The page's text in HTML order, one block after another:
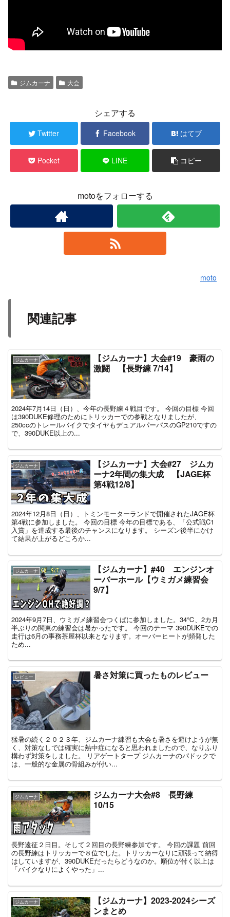
ジムカーナ 大会
シェアする
Twitter Facebook はてブ
Pocket LINE コピー
motoをフォローする
moto
関連記事
ジムカーナ
【ジムカーナ】大会#19 豪雨の
激闘 【長野練 7/14】
2024年7月14日（日）、今年の長野練４戦目です。 今回の目標 今回
は390DUKE修理のためにトリッカーでの参戦となりましたが、
250ccのトレールバイクでタイヤもデュアルパーパスのGP210ですの
で、390DUKE以上の...
ジムカーナ
【ジムカーナ】大会#27 ジムカ
ーナ2年間の集大成 【JAGE杯
第4戦12/8】
2024年12月8日（日）、トミンモーターランドで開催されたJAGE杯
第4戦に参加しました。 今回の目標 今年の目標である、「公式戦C1
入賞」を達成する最後のチャンスになります。 シーズン後半にかけ
て結果が上がるどころか...
ジムカーナ
【ジムカーナ】#40 エンジンオ
ーバーホール【ウミガメ練習会
9/7】
2024年9月7日、ウミガメ練習会つくばに参加しました。34℃、2カ月
半ぶりの関東の練習会は暑かったです。 今回のテーマ 390DUKEでの
走行は6月の事務茶屋杯以来となります。オーバーヒートが頻発した
ため...
レビュー 暑さ対策に買ったものレビュー
猛暑の続く２０２３年、ジムカーナ練習も大会も暑さを避けようが無
く、対策なしでは確実に熱中症になると思われましたので、なりふり
構わず対策をしました。 リアゲートタープ ジムカーナのパドックで
は、一般的な金属の骨組みが付い...
ジムカーナ
ジムカーナ大会#8 長野練
10/15
長野遠征２日目。そして２回目の長野練参加です。 今回の課題 前回
の長野練はトリッカーで８位でした。トリッカーなりに頑張って納得
はしていますが、390DUKEだったらどうなのか。順位が付く以上は
「バイクなりによくやった」...
ジムカーナ
【ジムカーナ】2023-2024シーズ
ンまとめ